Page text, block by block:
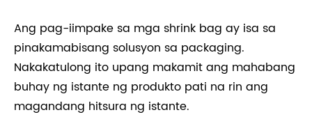
Ang pag-iimpake sa mga shrink bag ay isa sa
pinakamabisang solusyon sa packaging.
Nakakatulong ito upang makamit ang mahabang
buhay ng istante ng produkto pati na rin ang
magandang hitsura ng istante.